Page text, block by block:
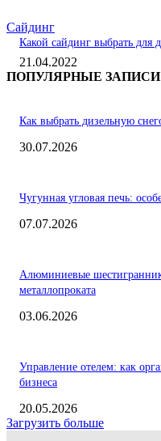
Сайдинг
Какой сайдинг выбрать для
21.04.2022
ПОПУЛЯРНЫЕ ЗАПИСИ
Как выбрать дизельную
30.07.2026
Чугунная угловая печь:
07.07.2026
Алюминиевые
металлопроката
03.06.2026
Управление отелем: как
бизнеса
20.05.2026
Загрузить больше